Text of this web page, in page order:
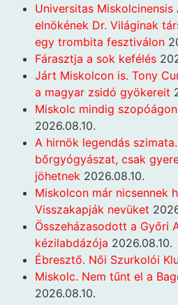
Universitas
elnökének Dr. Világinak
egy trombita fesztiválon
Fárasztja a sok kefélés
Járt Miskolcon is. Tony
a magyar zsidó gyökereit
Miskolc mindig
2026.08.10.
A hirnök legendás
bőrgyógyászat, csak
jöhetnek 2026.08.10.
Miskolcon már nicsennek
Visszakapják nevüket
Összeházasodott a Győri
kézilabdázója 2026.08.10.
Ébresztő. Női Szurkolói
Miskolc. Nem tűnt el a
2026.08.10.